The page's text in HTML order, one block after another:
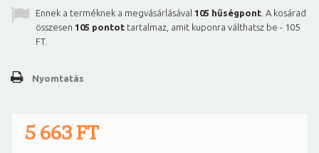
Ennek a terméknek a megvásárlásával 105 hűségpont . A kosárad
összesen 105 pontot tartalmaz, amit kuponra válthatsz be - 105
FT.
Nyomtatás
5 663 FT